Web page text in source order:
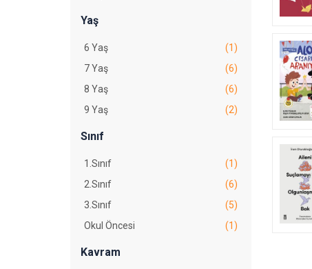
Yaş
6 Yaş
(1)
7 Yaş
(6)
8 Yaş
(6)
9 Yaş
(2)
Sınıf
1.Sınıf
(1)
2.Sınıf
(6)
3.Sınıf
(5)
Okul Öncesi
(1)
Kavram